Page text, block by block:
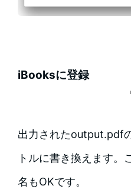
iBooksに登録
出力されたoutput.pdf
トルに書き換えます。
名もOKです。